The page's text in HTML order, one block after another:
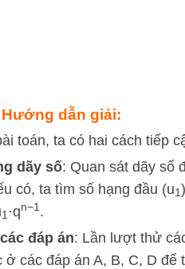
dẫn giải:
toán, ta có hai cách tiếp
dãy số: Quan sát dãy số
có, ta tìm số hạng đầu (u1
1 ⋅qn−1.
đáp án: Lần lượt thử
ở các đáp án A, B, C, D để